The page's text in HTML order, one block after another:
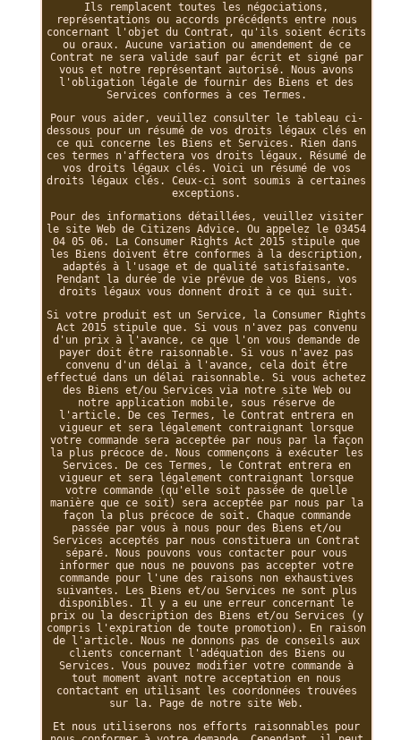
Ils remplacent toutes les négociations,
représentations ou accords précédents entre nous
concernant l'objet du Contrat, qu'ils soient écrits
ou oraux. Aucune variation ou amendement de ce
Contrat ne sera valide sauf par écrit et signé par
vous et notre représentant autorisé. Nous avons
l'obligation légale de fournir des Biens et des
Services conformes à ces Termes.
Pour vous aider, veuillez consulter le tableau ci-
dessous pour un résumé de vos droits légaux clés en
ce qui concerne les Biens et Services. Rien dans
ces termes n'affectera vos droits légaux. Résumé de
vos droits légaux clés. Voici un résumé de vos
droits légaux clés. Ceux-ci sont soumis à certaines
exceptions.
Pour des informations détaillées, veuillez visiter
le site Web de Citizens Advice. Ou appelez le 03454
04 05 06. La Consumer Rights Act 2015 stipule que
les Biens doivent être conformes à la description,
adaptés à l'usage et de qualité satisfaisante.
Pendant la durée de vie prévue de vos Biens, vos
droits légaux vous donnent droit à ce qui suit.
Si votre produit est un Service, la Consumer Rights
Act 2015 stipule que. Si vous n'avez pas convenu
d'un prix à l'avance, ce que l'on vous demande de
payer doit être raisonnable. Si vous n'avez pas
convenu d'un délai à l'avance, cela doit être
effectué dans un délai raisonnable. Si vous achetez
des Biens et/ou Services via notre site Web ou
notre application mobile, sous réserve de
l'article. De ces Termes, le Contrat entrera en
vigueur et sera légalement contraignant lorsque
votre commande sera acceptée par nous par la façon
la plus précoce de. Nous commençons à exécuter les
Services. De ces Termes, le Contrat entrera en
vigueur et sera légalement contraignant lorsque
votre commande (qu'elle soit passée de quelle
manière que ce soit) sera acceptée par nous par la
façon la plus précoce de soit. Chaque commande
passée par vous à nous pour des Biens et/ou
Services acceptés par nous constituera un Contrat
séparé. Nous pouvons vous contacter pour vous
informer que nous ne pouvons pas accepter votre
commande pour l'une des raisons non exhaustives
suivantes. Les Biens et/ou Services ne sont plus
disponibles. Il y a eu une erreur concernant le
prix ou la description des Biens et/ou Services (y
compris l'expiration de toute promotion). En raison
de l'article. Nous ne donnons pas de conseils aux
clients concernant l'adéquation des Biens ou
Services. Vous pouvez modifier votre commande à
tout moment avant notre acceptation en nous
contactant en utilisant les coordonnées trouvées
sur la. Page de notre site Web.
Et nous utiliserons nos efforts raisonnables pour